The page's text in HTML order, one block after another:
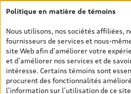
véhicules neufs et d’occasion sont les
de transport et d’inspection de
environnementales (pour les véhicules
d’administration des concessionnaires.
vente sont exclues. Veuillez noter que
versements sont des PDSF s’il a été
Configurateur et prix (à titre indicatif).
Politique en matière de témoins
Nous utilisons, nos sociétés affiliées,
fournisseurs de services et nous-
site Web afin d’améliorer votre
et d’améliorer nos services et de
intéresse. Certains témoins sont
procurent des fonctionnalités
l’information sur l’utilisation de ce